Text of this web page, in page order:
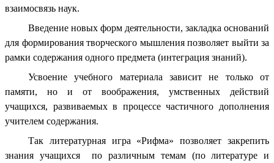
взаимосвязь наук.
Введение новых форм деятельности, закладка оснований
для формирования творческого мышления позволяет выйти за
рамки содержания одного предмета (интеграция знаний).
Усвоение учебного материала зависит не только от
памяти, но и от воображения, умственных действий
учащихся, развиваемых в процессе частичного дополнения
учителем содержания.
Так литературная игра «Рифма» позволяет закрепить
знания учащихся по различным темам (по литературе и